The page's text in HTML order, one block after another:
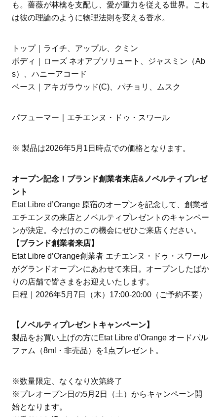
も。薔薇が林檎を支配し、愛が重力を従える世界。これ
は彼の理論のように物理法則を変える香水。
トップ｜ライチ、アップル、クミン
ボディ｜ローズ ネオアブソリュート、ジャスミン（Ab
s）、ハニーアコード
ベース｜アキガラウッド(C)︎、パチョリ、ムスク
パフューマー｜エチエンヌ・ドゥ・スワール
※ 製品は2026年5月1日時点での価格となります。
オープン記念！ブランド創業者来店&ノベルティプレゼ
ント
Etat Libre d’Orange 原宿のオープンを記念して、創業者
エチエンヌの来店とノベルティプレゼントのキャンペー
ンが決定。今だけのこの機会にぜひご来店ください。
【ブランド創業者来店】
Etat Libre d’Orange創業者 エチエンヌ・ドゥ・スワール
がグランドオープンにあわせて来日。オープンしたばか
りの店舗で皆さまをお迎えいたします。
日程｜2026年5月7日（木）17:00-20:00（ご予約不要）
【ノベルティプレゼントキャンペーン】
製品をお買い上げの方にEtat Libre d’Orange オードパル
ファム（8ml・非売品）を1点プレゼント。
※数量限定、なくなり次第終了
※プレオープン日の5月2日（土）からキャンペーン開
始となります。